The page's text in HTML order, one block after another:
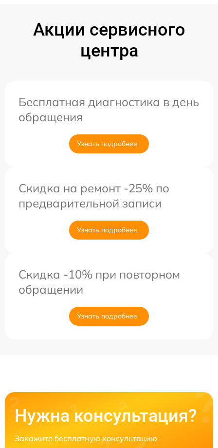
Акции сервисного
центра
Бесплатная диагностика в день
обращения
Узнать подробнее
Скидка на ремонт -25% по
предварительной записи
Узнать подробнее
Скидка -10% при повторном
обращении
Узнать подробнее
Нужна консультация?
Закажите бесплатную консультацию